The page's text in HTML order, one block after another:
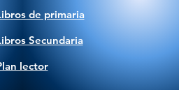
de primaria
Secundaria
lector